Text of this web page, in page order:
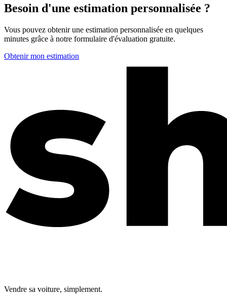
Besoin d'une estimation personnalisée ?
Vous pouvez obtenir une estimation personnalisée en quelques
minutes grâce à notre formulaire d'évaluation gratuite.
Obtenir mon estimation
Vendre sa voiture, simplement.